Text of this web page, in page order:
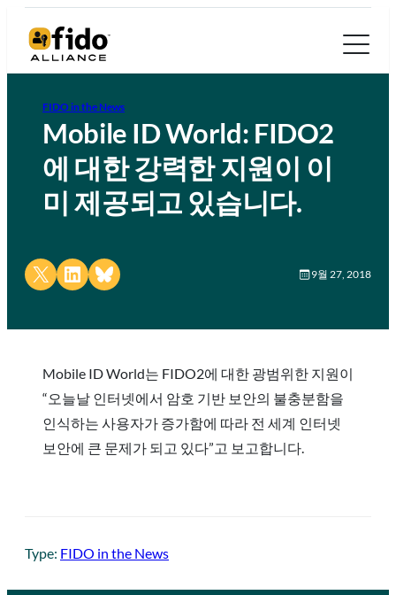
FIDO in the News
Mobile ID World: FIDO2
에 대한 강력한 지원이 이
미 제공되고 있습니다.
Share on X Share on LinkedIn
Share on Bluesky 9월 27, 2018
Mobile ID World는 FIDO2에 대한 광범위한 지원이
“오늘날 인터넷에서 암호 기반 보안의 불충분함을
인식하는 사용자가 증가함에 따라 전 세계 인터넷
보안에 큰 문제가 되고 있다”고 보고합니다.
Type: FIDO in the News